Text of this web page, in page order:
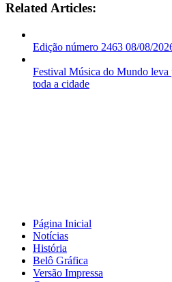
Related Articles:
Edição número 2463 08/08/
Festival Música do Mundo leva
toda a cidade
Página Inicial
Notícias
História
Belô Gráfica
Versão Impressa